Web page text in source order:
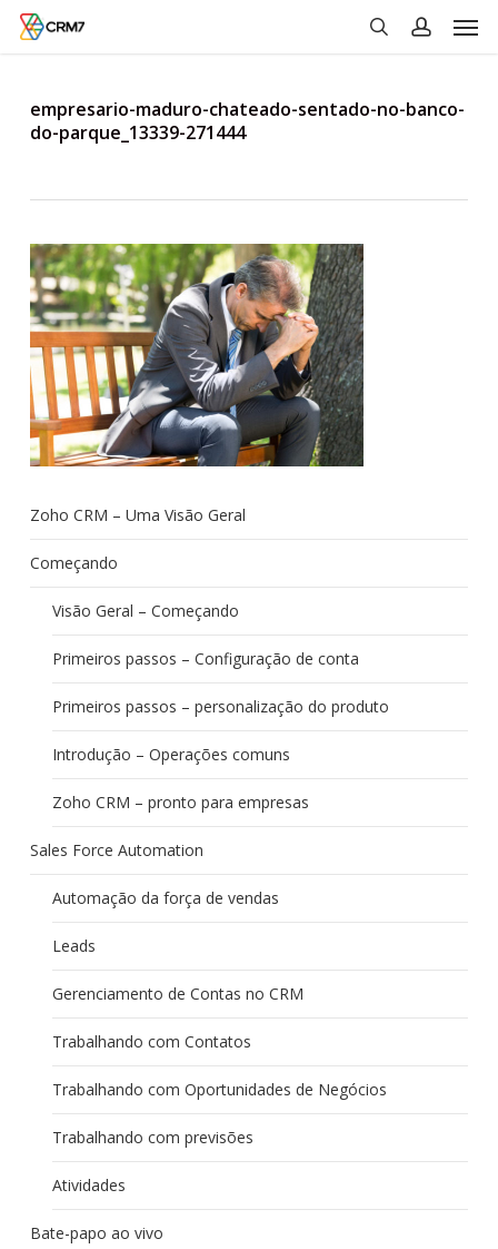
Skip
empresario-maduro-chateado-sentado-no-banco-
do-parque_13339-271444
Zoho CRM – Uma Visão Geral
Começando
Visão Geral – Começando
Primeiros passos – Configuração de conta
Primeiros passos – personalização do produto
Introdução – Operações comuns
Zoho CRM – pronto para empresas
Sales Force Automation
Automação da força de vendas
Leads
Gerenciamento de Contas no CRM
Trabalhando com Contatos
Trabalhando com Oportunidades de Negócios
Trabalhando com previsões
Atividades
Bate-papo ao vivo